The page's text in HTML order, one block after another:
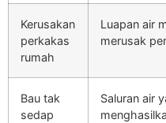
Kerusakan
perkakas
rumah
Luapan air
merusak
Bau tak
sedap
Saluran air